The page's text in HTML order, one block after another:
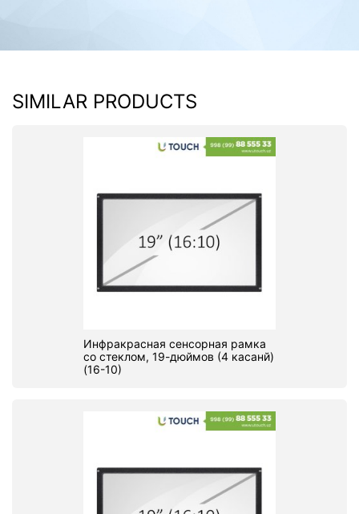
SIMILAR PRODUCTS
Инфракрасная сенсорная рамка
со стеклом, 19-дюймов (4 касанй)
(16-10)